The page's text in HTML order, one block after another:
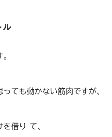
ル
ても動かない筋肉ですが、
借り て、